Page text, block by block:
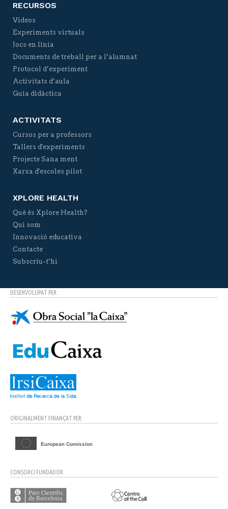
RECURSOS
Vídeos
Experiments virtuals
Jocs en línia
Documents de treball per a l’alumnat
Protocol d’experiment
Activitats d’aula
Guia didàctica
ACTIVITATS
Cursos per a professors
Tallers d'experiments
Projecte Sana ment
Xarxa d'escoles pilot
XPLORE HEALTH
Què és Xplore Health?
Qui som
Innovació educativa
Contacte
Subscriu-t’hi
DESENVOLUPAT PER:
ORIGINALMENT FINANÇAT PER:
CONSORCI FUNDADOR: